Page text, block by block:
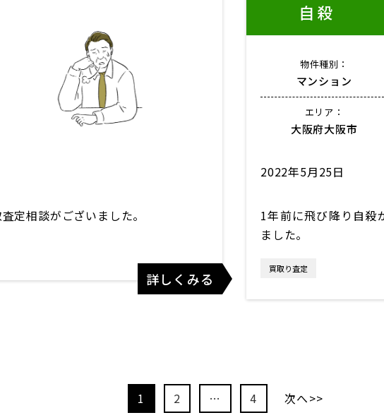
定相談がございました。
詳しくみる
自殺
物件種別：
マンション
エリア：
大阪府大阪市
2022年5月25日
1年前に飛び降り自殺
ました。
買取り査定
1 2 … 4 次へ>>